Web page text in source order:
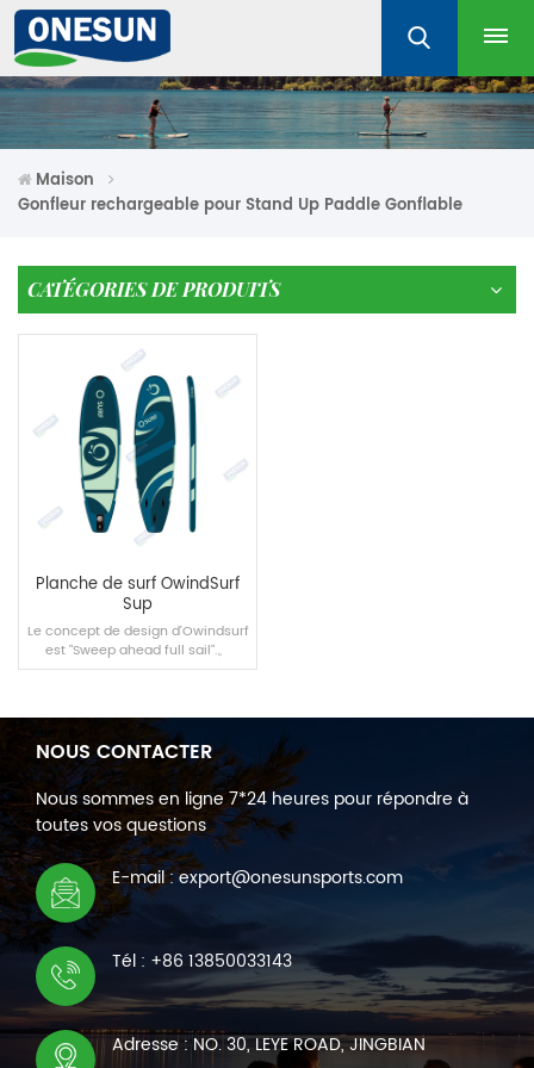
Maison
Gonfleur rechargeable pour Stand Up Paddle Gonflable
CATÉGORIES DE PRODUITS
Planche de surf OwindSurf
Sup
Le concept de design d'Owindsurf
est "Sweep ahead full sail".。
LIRE LA SUITE
NOUS CONTACTER
Nous sommes en ligne 7*24 heures pour répondre à
toutes vos questions
E-mail : export@onesunsports.com
Tél : +86 13850033143
Adresse : NO. 30, LEYE ROAD, JINGBIAN